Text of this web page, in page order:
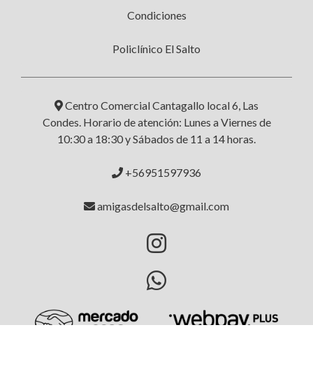
Condiciones
Policlínico El Salto
Centro Comercial Cantagallo local 6, Las
Condes. Horario de atención: Lunes a Viernes de
10:30 a 18:30 y Sábados de 11 a 14 horas.
+56951597936
amigasdelsalto@gmail.com